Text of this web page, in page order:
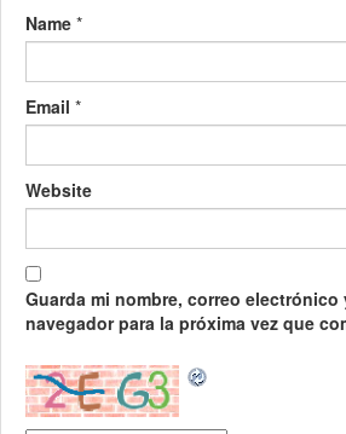
Name *
Email *
Website
Guarda mi nombre, correo electrónico
navegador para la próxima vez que